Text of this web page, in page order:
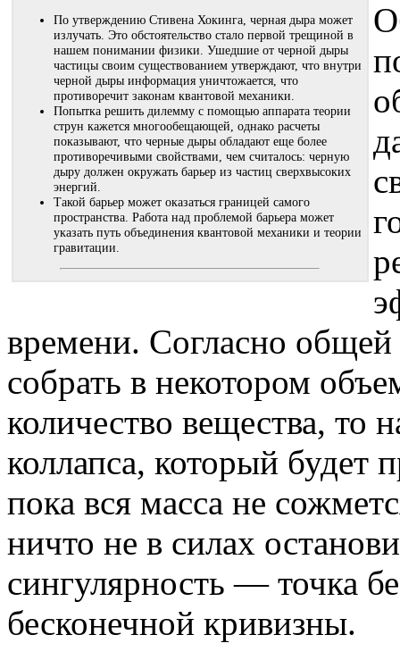
По утверждению Стивена Хокинга, черная дыра может
излучать. Это обстоятельство стало первой трещиной в
нашем понимании физики. Ушедшие от черной дыры
частицы своим существованием утверждают, что внутри
черной дыры информация уничтожается, что
противоречит законам квантовой механики.
Попытка решить дилемму с помощью аппарата теории
струн кажется многообещающей, однако расчеты
показывают, что черные дыры обладают еще более
противоречивыми свойствами, чем считалось: черную
дыру должен окружать барьер из частиц сверхвысоких
энергий.
Такой барьер может оказаться границей самого
пространства. Работа над проблемой барьера может
указать путь объединения квантовой механики и теории
гравитации.
времени. Согласно общей
собрать в некотором
количество вещества, то
коллапса, который будет
пока вся масса не
ничто не в силах
сингулярность — точка
бесконечной кривизны.